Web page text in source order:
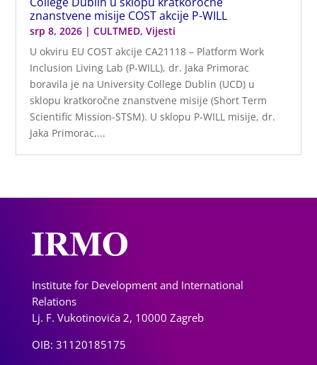
znanstvene misije COST akcije P-WILL
srp 8, 2026 |CULTMED,Vijesti
U okviru EU COST akcije CA21118 – Platform Work
Inclusion Living Lab (P-WILL), dr. Jaka Primorac
boravila je na University College Dublin (UCD) u
sklopu kratkoročne znanstvene misije (Short Term
Scientific Mission-STSM). U sklopu P-WILL misije, dr.
Jaka Primorac,...
Institute for Development and International
Relations
Lj. F. Vukotinovića 2, 10000 Zagreb
OIB: 31120185175